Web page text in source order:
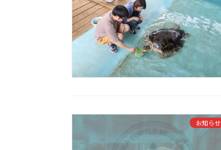
お知らせ